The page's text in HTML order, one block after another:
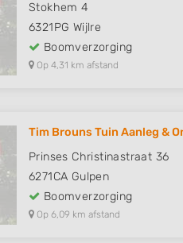
Stokhem 4
6321PG Wijlre
Boomverzorging
Op 4,31 km afstand
Tim Brouns Tuin Aanleg &
Prinses Christinastraat 36
6271CA Gulpen
Boomverzorging
Op 6,09 km afstand